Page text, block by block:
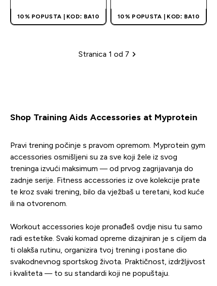
10% POPUSTA | KOD: BA10 10% POPUSTA | KOD: BA10
Paginacija
Stranica 1 od 7
Shop Training Aids Accessories at Myprotein
Pravi trening počinje s pravom opremom. Myprotein gym
accessories osmišljeni su za sve koji žele iz svog
treninga izvući maksimum — od prvog zagrijavanja do
zadnje serije. Fitness accessories iz ove kolekcije prate
te kroz svaki trening, bilo da vježbaš u teretani, kod kuće
ili na otvorenom.
Workout accessories koje pronađeš ovdje nisu tu samo
radi estetike. Svaki komad opreme dizajniran je s ciljem da
ti olakša rutinu, organizira tvoj trening i postane dio
svakodnevnog sportskog života. Praktičnost, izdržljivost
i kvaliteta — to su standardi koji ne popuštaju.